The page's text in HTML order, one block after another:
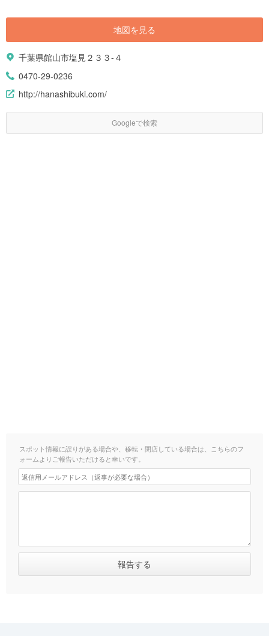
地図を見る
千葉県館山市塩見２３３-４
0470-29-0236
http://hanashibuki.com/
Googleで検索
スポット情報に誤りがある場合や、移転・閉店している場合は、こちらのフ
ォームよりご報告いただけると幸いです。